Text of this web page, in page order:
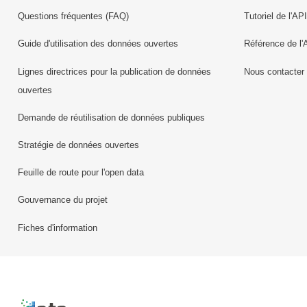
Questions fréquentes (FAQ)
Guide d'utilisation des données ouvertes
Lignes directrices pour la publication de données
ouvertes
Demande de réutilisation de données publiques
Stratégie de données ouvertes
Feuille de route pour l'open data
Gouvernance du projet
Fiches d'information
Tutoriel de l'API
Référence de
Nous contacter